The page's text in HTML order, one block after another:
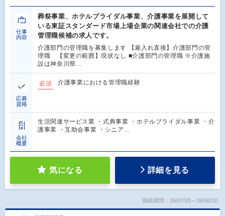
仕事
内容
葬祭事業、ホテルブライダル事業、介護事業を展開して
いる東証スタンダード市場上場企業の関連会社での介護
管理職候補の求人です。
介護部門の管理職を募集します 【雇入れ直後】介護部門の管
理職 【変更の範囲】現状なし ■介護部門の管理職 ※介護施
設は神奈川県…
応募
資格
必須 介護事業における管理職経験
会社
概要
生活関連サービス業 ・式典事業 ・ホテルブライダル事業 ・介
護事業 ・互助会事業 ・シニア…
気になる 詳細を見る
掲載期間：26/07/28～26/08/10